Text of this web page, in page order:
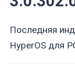
Последняя
HyperOS для